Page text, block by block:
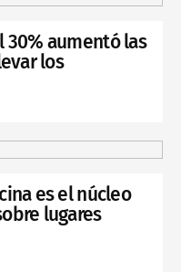
30% aumentó las
los
es el núcleo
lugares